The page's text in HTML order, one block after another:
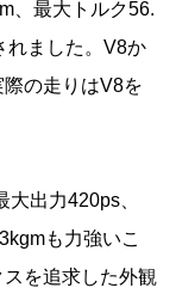
、最大トルク56.
れました。V8か
の走りはV8を
出力420ps、
も力強いこ
を追求した外観